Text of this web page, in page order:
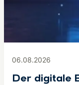
06.08.2026
Der digitale